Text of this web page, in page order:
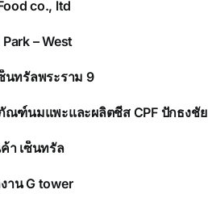
co., ltd
– West
นทรัลพระราม 9
ณฑ์นมแพะและผลิตชีส CPF ปักธงชัย
า เซ็นทรัล
าน G tower